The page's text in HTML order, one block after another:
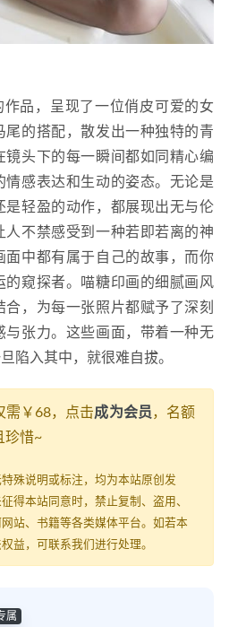
品，呈现了一位俏皮可爱的女
的搭配，散发出一种独特的青
头下的每一瞬间都如同精心编
感表达和生动的姿态。无论是
是轻盈的动作，都展现出无与伦
人不禁感受到一种若即若离的神
面中都有属于自己的故事，而你
的窥探者。喵糖印画的细腻画风
，为每一张照片都赋予了深刻
与张力。这些画面，带着一种无
陷入其中，就很难自拔。
需￥68，点击成为会员，名额
珍惜~
殊说明或标注，均为本站原创发
得本站同意时，禁止复制、盗用、
站、书籍等各类媒体平台。如若本
益，可联系我们进行处理。
属